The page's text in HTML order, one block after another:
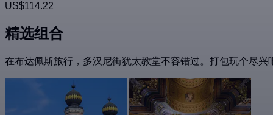
US$114.22
精选组合
在布达佩斯旅行，多汉尼街犹太教堂不容错过。打包玩个尽兴